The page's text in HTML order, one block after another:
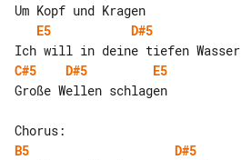
E5
D#5
C#5
D#5
E5
Große Wellen schlagen
B5
D#5